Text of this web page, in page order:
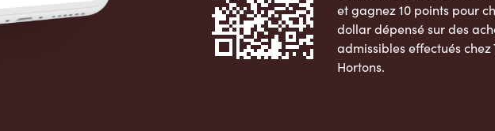
et gagnez 10 points pour
dollar dépensé sur des
admissibles effectués chez
Hortons.